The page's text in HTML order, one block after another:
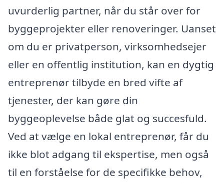
uvurderlig partner, når du står over for
byggeprojekter eller renoveringer. Uanset
om du er privatperson, virksomhedsejer
eller en offentlig institution, kan en dygtig
entreprenør tilbyde en bred vifte af
tjenester, der kan gøre din
byggeoplevelse både glat og succesfuld.
Ved at vælge en lokal entreprenør, får du
ikke blot adgang til ekspertise, men også
til en forståelse for de specifikke behov,